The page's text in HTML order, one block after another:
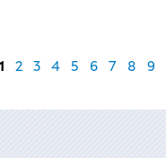
2 3 4 5 6 7 8 9